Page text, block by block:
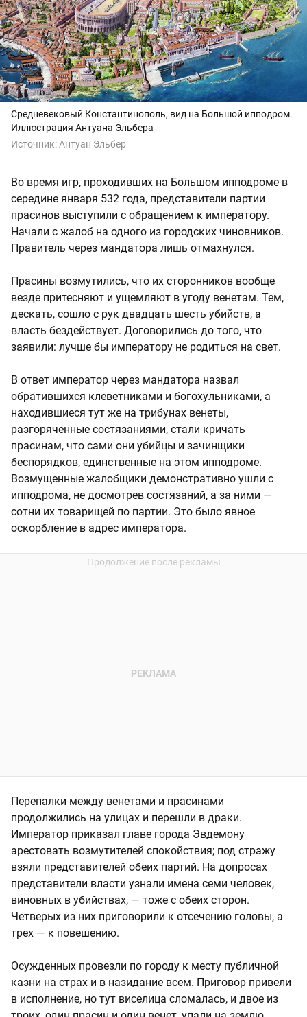
Средневековый Константинополь, вид на Большой ипподром.
Иллюстрация Антуана Эльбера
Источник:Антуан Эльбер
Во время игр, проходивших на Большом ипподроме в
середине января 532 года, представители партии
прасинов выступили с обращением к императору.
Начали с жалоб на одного из городских чиновников.
Правитель через мандатора лишь отмахнулся.
Прасины возмутились, что их сторонников вообще
везде притесняют и ущемляют в угоду венетам. Тем,
дескать, сошло с рук двадцать шесть убийств, а
власть бездействует. Договорились до того, что
заявили: лучше бы императору не родиться на свет.
В ответ император через мандатора назвал
обратившихся клеветниками и богохульниками, а
находившиеся тут же на трибунах венеты,
разгоряченные состязаниями, стали кричать
прасинам, что сами они убийцы и зачинщики
беспорядков, единственные на этом ипподроме.
Возмущенные жалобщики демонстративно ушли с
ипподрома, не досмотрев состязаний, а за ними —
сотни их товарищей по партии. Это было явное
оскорбление в адрес императора.
Перепалки между венетами и прасинами
продолжились на улицах и перешли в драки.
Император приказал главе города Эвдемону
арестовать возмутителей спокойствия; под стражу
взяли представителей обеих партий. На допросах
представители власти узнали имена семи человек,
виновных в убийствах, — тоже с обеих сторон.
Четверых из них приговорили к отсечению головы, а
трех — к повешению.
Осужденных провезли по городу к месту публичной
казни на страх и в назидание всем. Приговор привели
в исполнение, но тут виселица сломалась, и двое из